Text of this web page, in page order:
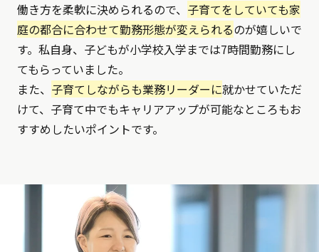
働き方を柔軟に決められるので、 子育てをしていても家
庭の都合に合わせて勤務形態が変えられるのが嬉しいで
す。私自身、子どもが小学校入学までは7時間勤務にし
てもらっていました。
また、 子育てしながらも業務リーダーに就かせていただ
けて、子育て中でもキャリアアップが可能なところもお
すすめしたいポイントです。